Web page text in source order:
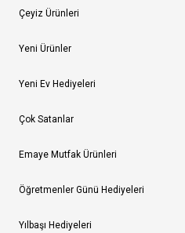
Çeyiz Ürünleri
Yeni Ürünler
Yeni Ev Hediyeleri
Çok Satanlar
Emaye Mutfak Ürünleri
Öğretmenler Günü Hediyeleri
Yılbaşı Hediyeleri